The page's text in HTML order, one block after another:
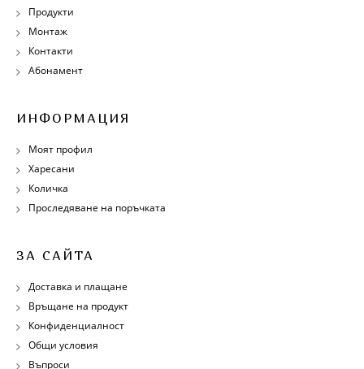
Продукти
Монтаж
Контакти
Абонамент
ИНФОРМАЦИЯ
Моят профил
Харесани
Количка
Проследяване на поръчката
ЗА САЙТА
Доставка и плащане
Връщане на продукт
Конфиденциалност
Общи условия
Въпроси